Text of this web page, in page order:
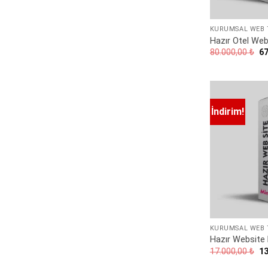
KURUMSAL WEB
Hazır Otel
80.000,00₺
İndirim!
KURUMSAL WEB
Hazır
17.000,00₺